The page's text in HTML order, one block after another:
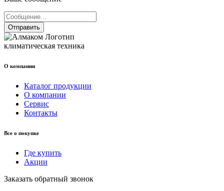
Отправить
климатическая техника
О компании
Каталог продукции
О компании
Сервис
Контакты
Все о покупке
Где купить
Акции
Заказать обратный звонок